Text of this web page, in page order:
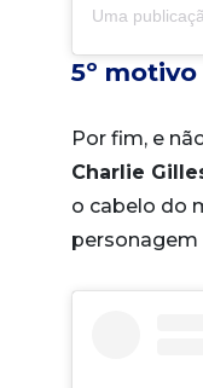
Uma
5º motivo
Por fim, e
Charlie
o cabelo do
personagem